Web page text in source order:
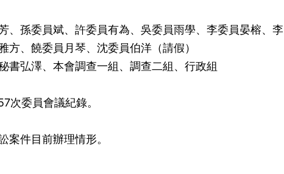
、孫委員斌、許委員有為、吳委員雨學、李委員晏榕、李
方、饒委員月琴、沈委員伯洋（請假）
書弘澤、本會調查一組、調查二組、行政組
次委員會議紀錄。
案件目前辦理情形。